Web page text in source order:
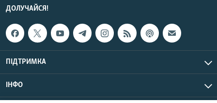
ДОЛУЧАЙСЯ!
ПІДТРИМКА
ІНФО